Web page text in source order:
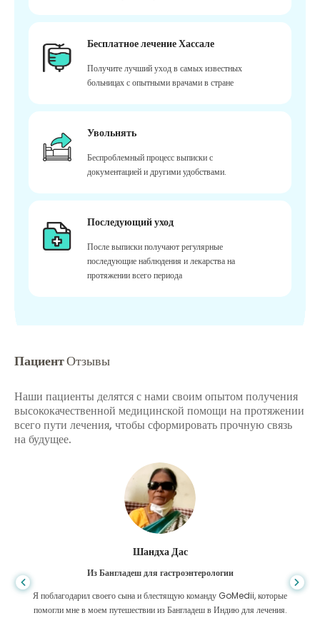
Бесплатное лечение Хассале
Получите лучший уход в самых известных
больницах с опытными врачами в стране
Увольнять
Беспроблемный процесс выписки с
документацией и другими удобствами.
Последующий уход
После выписки получают регулярные
последующие наблюдения и лекарства на
протяжении всего периода
ПациентОтзывы
Наши пациенты делятся с нами своим опытом получения
высококачественной медицинской помощи на протяжении
всего пути лечения, чтобы сформировать прочную связь
на будущее.
Шандха Дас
Из Бангладеш для гастроэнтерологии
Я поблагодарил своего сына и блестящую команду GoMedii, которые
помогли мне в моем путешествии из Бангладеш в Индию для лечения.